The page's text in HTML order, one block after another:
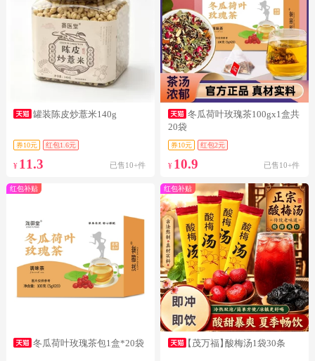
罐装陈皮炒薏米140g
券10元 红包1.6元
¥ 11.3 已售10+件
冬瓜荷叶玫瑰茶100gx1盒共
20袋
券10元 红包2元
¥ 10.9 已售10+件
红包补贴
冬瓜荷叶玫瑰茶包1盒*20袋
红包补贴
【茂万福】酸梅汤1袋30条